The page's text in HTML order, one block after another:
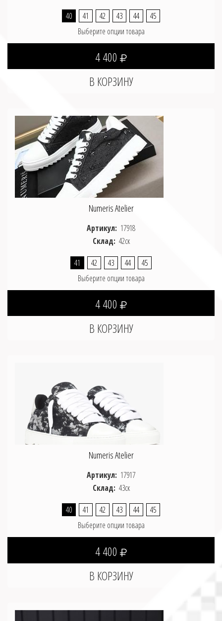
40 41 42 43 44
45
Выберите опции товара
4 400
Numeris Atelier
Артикул: 17918
Склад: 42ск
41 42 43 44
45
Выберите опции товара
4 400
Numeris Atelier
Артикул: 17917
Склад: 43ск
40 41 42 43 44
45
Выберите опции товара
4 400